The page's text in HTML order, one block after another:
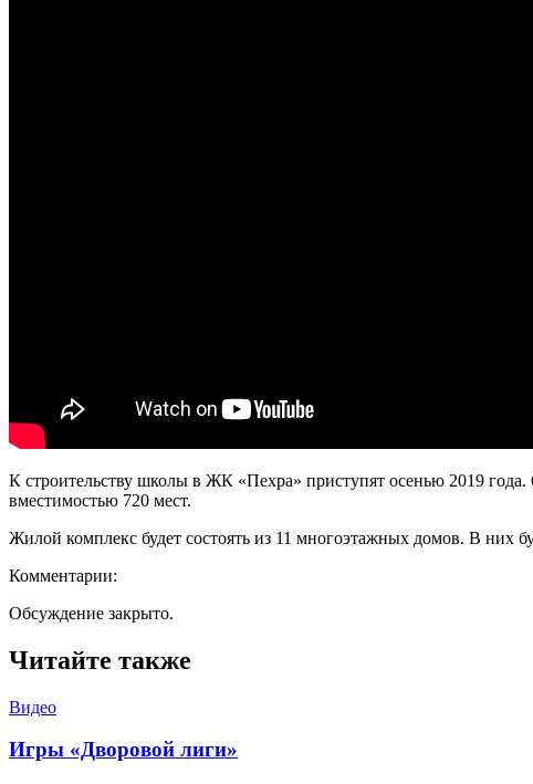
К строительству школы в ЖК «Пехра» приступят осенью 2019 года.
вместимостью 720 мест.
Жилой комплекс будет состоять из 11 многоэтажных домов. В них
Комментарии:
Обсуждение закрыто.
Читайте также
Видео
Игры «Дворовой лиги»